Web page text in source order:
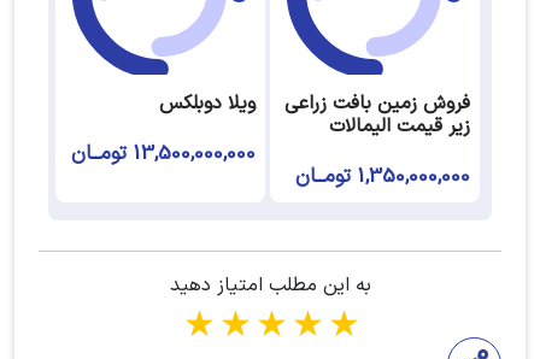
فروش زمین بافت زراعی
زیر قیمت الیمالات
1,350,000,000 تومــان
ویلا دوبلکس
13,500,000,000 تومــان
به این مطلب امتیاز دهید
5 stars
4 stars
3 stars
2 stars